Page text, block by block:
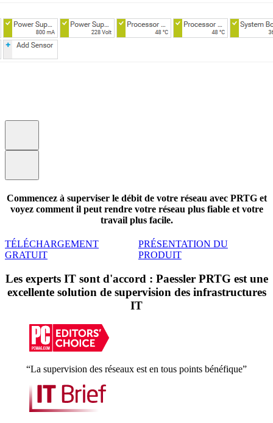
Commencez à superviser le débit de votre réseau avec PRTG et
voyez comment il peut rendre votre réseau plus fiable et votre
travail plus facile.
TÉLÉCHARGEMENT
GRATUIT
PRÉSENTATION DU
PRODUIT
Les experts IT sont d'accord : Paessler PRTG est une
excellente solution de supervision des infrastructures
IT
“La supervision des réseaux est en tous points bénéfique”